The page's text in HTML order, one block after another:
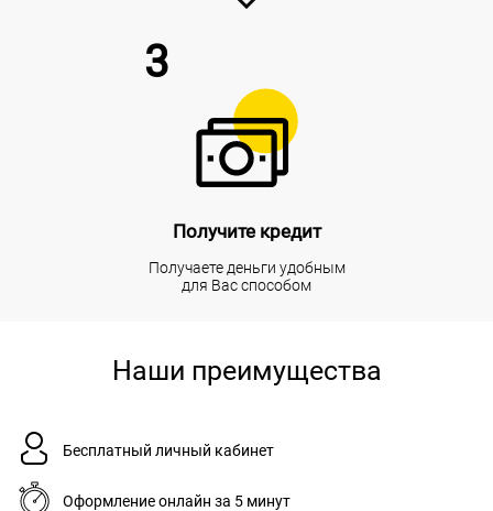
3
Получите кредит
Получаете деньги удобным
для Вас способом
Наши преимущества
Бесплатный личный кабинет
Оформление онлайн за 5 минут